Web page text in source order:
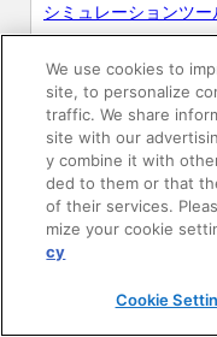
シミュレーションツー
24時間換気システム〈
簡易設計見積ソフト
R&Dセンター環境測
商品マスター申し込み
We use cookies to
site, to personalize
traffic. We share
site with our
y combine it with
ded to them or that
of their services.
mize your cookie
cy
Cookie